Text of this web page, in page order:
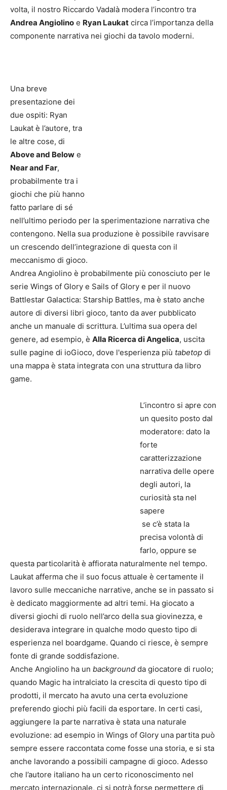
volta, il nostro Riccardo Vadalà modera l’incontro tra
Andrea Angiolino e Ryan Laukat circa l’importanza della
componente narrativa nei giochi da tavolo moderni.
Una breve
presentazione dei
due ospiti: Ryan
Laukat è l’autore, tra
le altre cose, di
Above and Below e
Near and Far,
probabilmente tra i
giochi che più hanno
fatto parlare di sé
nell’ultimo periodo per la sperimentazione narrativa che
contengono. Nella sua produzione è possibile ravvisare
un crescendo dell’integrazione di questa con il
meccanismo di gioco.
Andrea Angiolino è probabilmente più conosciuto per le
serie Wings of Glory e Sails of Glory e per il nuovo
Battlestar Galactica: Starship Battles, ma è stato anche
autore di diversi libri gioco, tanto da aver pubblicato
anche un manuale di scrittura. L’ultima sua opera del
genere, ad esempio, è Alla Ricerca di Angelica, uscita
sulle pagine di ioGioco, dove l'esperienza più tabetop di
una mappa è stata integrata con una struttura da libro
game.
L’incontro si apre con
un quesito posto dal
moderatore: dato la
forte
caratterizzazione
narrativa delle opere
degli autori, la
curiosità sta nel
sapere
se c’è stata la
precisa volontà di
farlo, oppure se
questa particolarità è affiorata naturalmente nel tempo.
Laukat afferma che il suo focus attuale è certamente il
lavoro sulle meccaniche narrative, anche se in passato si
è dedicato maggiormente ad altri temi. Ha giocato a
diversi giochi di ruolo nell’arco della sua giovinezza, e
desiderava integrare in qualche modo questo tipo di
esperienza nel boardgame. Quando ci riesce, è sempre
fonte di grande soddisfazione.
Anche Angiolino ha un background da giocatore di ruolo;
quando Magic ha intralciato la crescita di questo tipo di
prodotti, il mercato ha avuto una certa evoluzione
preferendo giochi più facili da esportare. In certi casi,
aggiungere la parte narrativa è stata una naturale
evoluzione: ad esempio in Wings of Glory una partita può
sempre essere raccontata come fosse una storia, e si sta
anche lavorando a possibili campagne di gioco. Adesso
che l’autore italiano ha un certo riconoscimento nel
mercato internazionale, ci si potrà forse permettere di